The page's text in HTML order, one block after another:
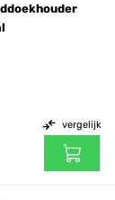
vergelijk